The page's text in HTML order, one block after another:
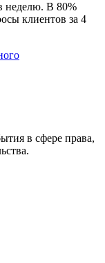
неделю. В 80%
клиентов за 4
в сфере права,